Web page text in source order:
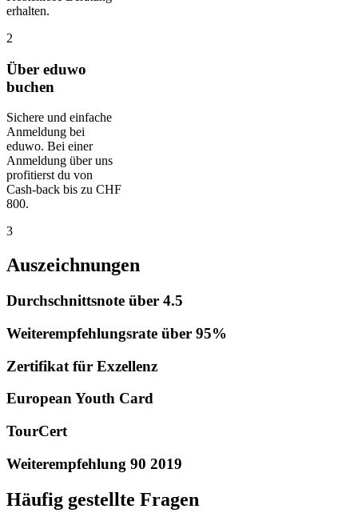
erhalten.
2
Über eduwo
buchen
Sichere und einfache
Anmeldung bei
eduwo. Bei einer
Anmeldung über uns
profitierst du von
Cash-back bis zu CHF
800.
3
Auszeichnungen
Durchschnittsnote über 4.5
Weiterempfehlungsrate über 95%
Zertifikat für Exzellenz
European Youth Card
TourCert
Weiterempfehlung 90 2019
Häufig gestellte Fragen